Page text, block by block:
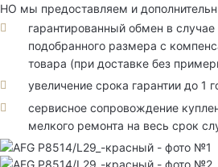
НО мы предоставляем и
гарантированный обмен в
подобранного размера с
товара (при доставке без
увеличение срока гарантии до 1
сервисное сопровождение
мелкого ремонта на весь срок